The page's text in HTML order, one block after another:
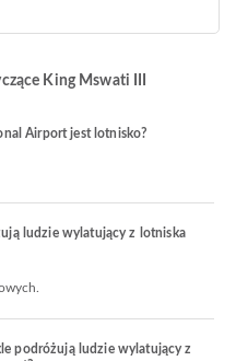
King Mswati III
Airport jest lotnisko?
ludzie wylatujący z lotniska
podróżują ludzie wylatujący z